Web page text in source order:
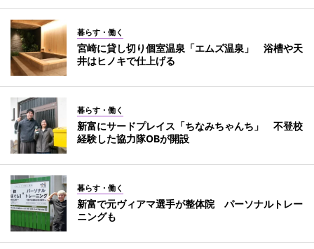
暮らす・働く
宮崎に貸し切り個室温泉「エムズ温泉」 浴槽や天
井はヒノキで仕上げる
暮らす・働く
新富にサードプレイス「ちなみちゃんち」 不登校
経験した協力隊OBが開設
暮らす・働く
新富で元ヴィアマ選手が整体院 パーソナルトレー
ニングも